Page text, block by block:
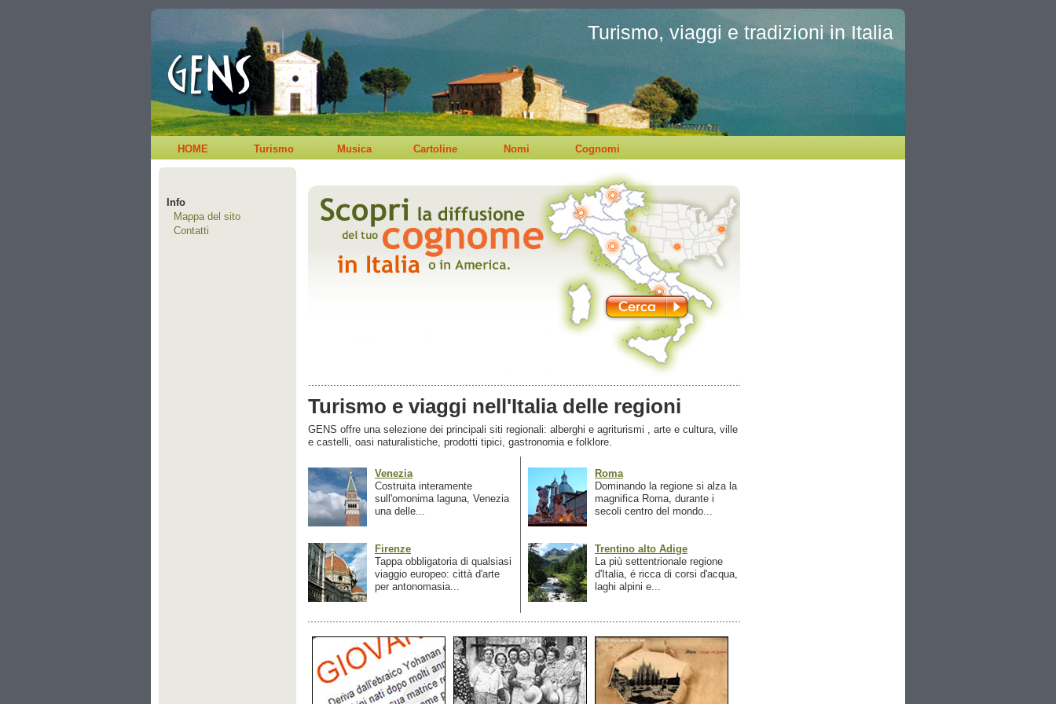
Turismo, viaggi e tradizioni in Italia
HOME Turismo Musica Cartoline Nomi Cognomi
Info
Mappa del sito
Contatti
Turismo e viaggi nell'Italia delle regioni
GENS offre una selezione dei principali siti regionali: alberghi e agriturismi , arte e cultura, ville
e castelli, oasi naturalistiche, prodotti tipici, gastronomia e folklore.
Venezia
Costruita interamente
sull'omonima laguna, Venezia
una delle...
Firenze
Tappa obbligatoria di qualsiasi
viaggio europeo: città d'arte
per antonomasia...
Roma
Dominando la regione si alza la
magnifica Roma, durante i
secoli centro del mondo...
Trentino alto Adige
La più settentrionale regione
d'Italia, é ricca di corsi d'acqua,
laghi alpini e...